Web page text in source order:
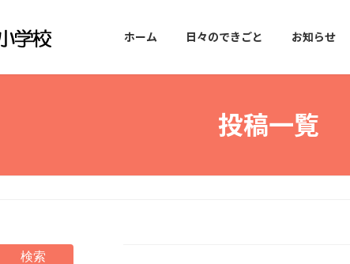
ホーム 日々のできごと お知らせ
投稿一覧
検索